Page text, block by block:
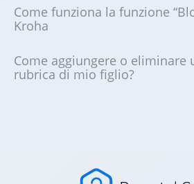
Come funziona la funzione
Kroha
Come aggiungere o eliminare
rubrica di mio figlio?